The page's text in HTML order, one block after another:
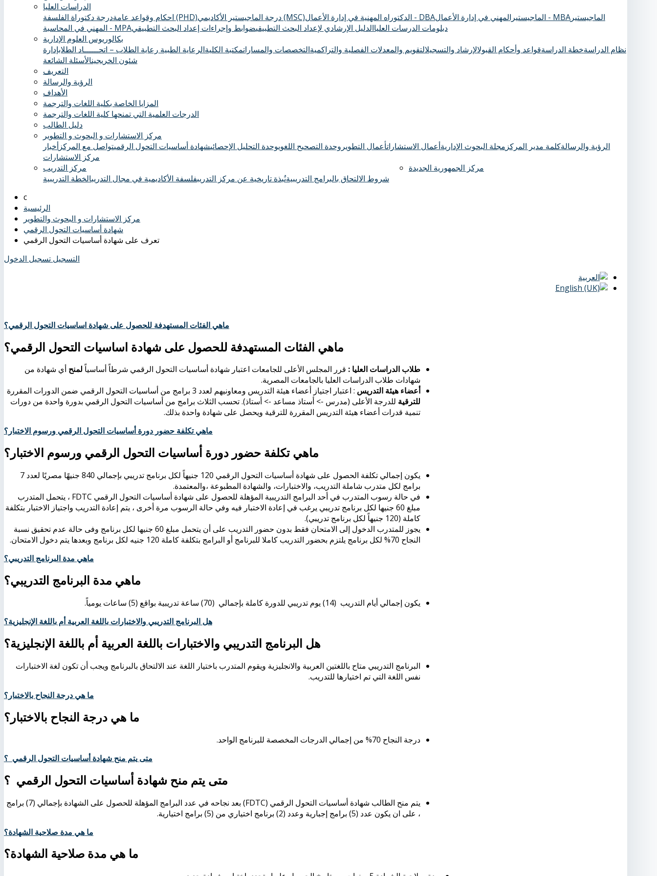
الدراسات العليا
احكام وقواعد عامة درجة دكتوراة الفلسفة (PHD) درجة الماجيستير الأكاديمي (MSC) الدكتوراه المهنية في إدارة الأعمال - DBA الماجيستيرالمهني في إدارة الأعمال - MBA الماجيستير
المهني في المحاسبة - MPA
دبلومات الدرسات العلياالدليل الإرشادي لإعداد البحث التطبيقيضوابط وإجراءات إعداد البحث التطبيقي
بكالوريوس العلوم الإدارية
نظام الدراسةخطة الدراسةقواعد وأحكام القبولالإرشاد والتسجيلالتقويم والمعدلات الفصلية والتراكميةالتخصصات والمساراتمكتبة الكليةالرعاية الطبية ‏ رعاية الطلاب – اتحــــــاد الطلابإدارة
شئون الخريجينالأسئلة الشائعة
التعريف
الرؤية والرسالة
الأهداف
المزايا الخاصة بكلية اللغات والترجمة
الدرجات العلمية التي تمنحها كلية اللغات والترجمة
دليل الطالب
مركز الاستشارات و البحوث و التطوير
الرؤية والرسالةكلمة مدير المركز مجلة البحوث الإداريةأعمال الاستشاراتأعمال التطوير وحدة التصحيح اللغويوحدة التحليل الإحصائيشهادة أساسيات التحول الرقميتواصل مع المركزأخبار
مركز الاستشارات
مركز التدريب
شروط الالتحاق بالبرامج التدريبيةنُبذة تاريخية عن مركز التدريبفلسفة الأكاديمية في مجال التدريبالخطة التدريبية
مركز الجمهورية الجديدة
الرئيسية
مركز الاستشارات و البحوث والتطوير
شهادة أساسيات التحول الرقمي
تعرف على شهادة أساسيات التحول الرقمي
التسجيل تسجيل الدخول
ماهي الفئات المستهدفة للحصول على شهادة اساسيات التحول الرقمي؟
ماهي الفئات المستهدفة للحصول على شهادة اساسيات التحول الرقمي؟
طلاب الدراسات العليا : قرر المجلس الأعلى للجامعات اعتبار شهادة أساسيات التحول الرقمي شرطاً أساسياًلمنح أي شهادة من
شهادات طلاب الدراسات العليا بالجامعات المصرية.
أعضاء هيئة التدريس : اعتبار اجتياز أعضاء هيئة التدريس ومعاونيهم لعدد 3 برامج من أساسيات التحول الرقمي ضمن الدورات المقررة
للترقية للدرجة الأعلى (مدرس -> أستاذ مساعد -> أستاذ).تحسب الثلاث برامج من أساسيات التحول الرقمي بدورة واحدة من دورات
تنمية قدرات أعضاء هيئة التدريس المقررة للترقية ويحصل على شهادة واحدة بذلك.
ماهي تكلفة حضور دورة أساسيات التحول الرقمي ورسوم الاختبار؟
ماهي تكلفة حضور دورة أساسيات التحول الرقمي ورسوم الاختبار؟
يكون إجمالي تكلفة الحصول على شهادة أساسيات التحول الرقمي 120 جنيهاً لكل برنامج تدريبي بإجمالي 840 جنيهًا مصريًا لعدد 7
برامج لكل متدرب شاملة التدريب، والاختبارات، والشهادة المطبوعة ،والمعتمدة.
في حالة رسوب المتدرب في أحد البرامج التدريبية المؤهلة للحصول على شهادة أساسيات التحول الرقمي FDTC ، يتحمل المتدرب
مبلغ 60 جنيها لكل برنامج تدريبي يرغب في إعادة الاختبار فيه وفي حالة الرسوب مرة أخرى ، يتم إعادة التدريب واجتياز الاختبار بتكلفة
كاملة (120 جنيهاً لكل برنامج تدريبي).
يجوز للمتدرب الدخول إلى الامتحان فقط بدون حضور التدريب على أن يتحمل مبلغ 60 جنيها لكل برنامج وفى حالة عدم تحقيق نسبة
النجاح 70% لكل برنامج يلتزم بحضور التدريب كاملا للبرنامج أو البرامج بتكلفة كاملة 120 جنيه لكل برنامج وبعدها يتم دخول الامتحان.
ماهي مدة البرنامج التدريبي؟
ماهي مدة البرنامج التدريبي؟
يكون إجمالي أيام التدريب (14) يوم تدريبي للدورة كاملة بإجمالي (70) ساعة تدريبية بواقع (5) ساعات يومياً.
هل البرنامج التدريبي والاختبارات باللغة العربية أم باللغة الإنجليزية؟
هل البرنامج التدريبي والاختبارات باللغة العربية أم باللغة الإنجليزية؟
البرنامج التدريبي متاح باللغتين العربية والانجليزية ويقوم المتدرب باختيار اللغة عند الالتحاق بالبرنامج ويجب أن تكون لغة الاختبارات
نفس اللغة التي تم اختيارها للتدريب.
ما هي درجة النجاح بالاختبار؟
ما هي درجة النجاح بالاختبار؟
درجة النجاح 70% من إجمالي الدرجات المخصصة للبرنامج الواحد
.
متى يتم منح شهادة أساسيات التحول الرقمي ؟
متى يتم منح شهادة أساسيات التحول الرقمي ؟
يتم منح الطالب شهادة أساسيات التحول الرقمي (FDTC
) بعد نجاحه في عدد البرامج المؤهلة للحصول على الشهادة بإجمالي (7) برامج
، على ان يكون عدد (5) برامج إجبارية وعدد (2) برنامج اختياري من (5) برامج اختيارية.
ما هي مدة صلاحية الشهادة؟
ما هي مدة صلاحية الشهادة؟